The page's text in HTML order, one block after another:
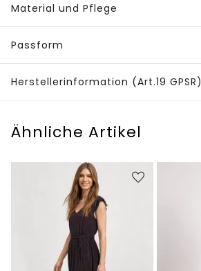
Material und Pflege
Passform
Herstellerinformation (Art.19 GPSR)
Ähnliche Artikel